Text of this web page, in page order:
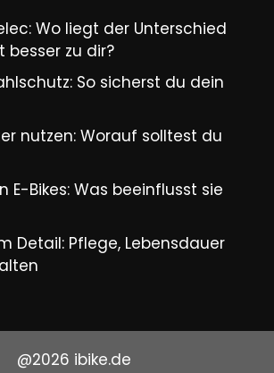
Wo liegt der Unterschied
besser zu dir?
So sicherst du dein
nutzen: Worauf solltest du
E-Bikes: Was beeinflusst sie
Detail: Pflege, Lebensdauer
@2026 ibike.de